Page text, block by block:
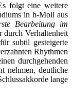
folgt eine weitere
in h-Moll aus
Bearbeitung im
durch Verhaltenheit
subtil gesteigerte
Rhythmen
durchgehenden
nehmen, deutliche
lange